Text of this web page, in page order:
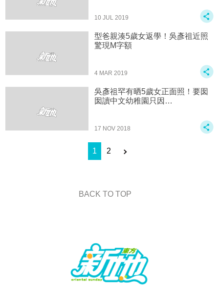
10 JUL 2019
型爸親湊5歲女返學！吳彥祖近照
驚現M字額
4 MAR 2019
吳彥祖罕有晒5歲女正面照！要囡
囡讀中文幼稚園只因…
17 NOV 2018
1 2
BACK TO TOP